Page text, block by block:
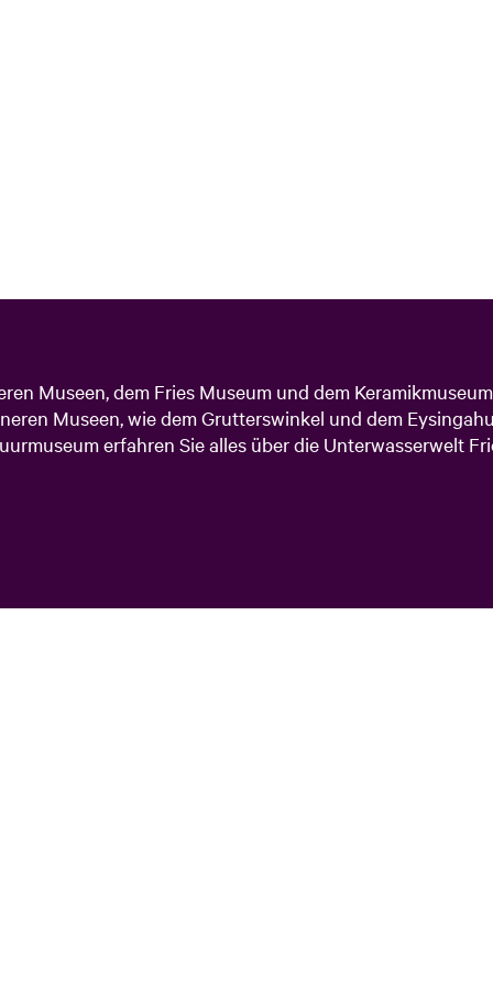
Museen, dem Fries Museum und dem
Museen, wie dem Grutterswinkel und dem
erfahren Sie alles über die Unterwasserwelt